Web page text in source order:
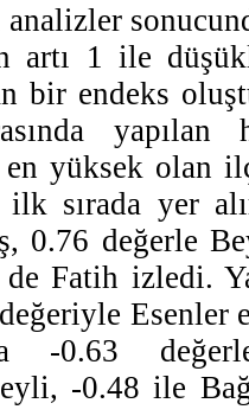
analizler
artı 1 ile
bir endeks
yapılan
yüksek olan
ilk sırada yer
0.76 değerle
de Fatih izledi.
Esenler
-0.63
-0.48 ile